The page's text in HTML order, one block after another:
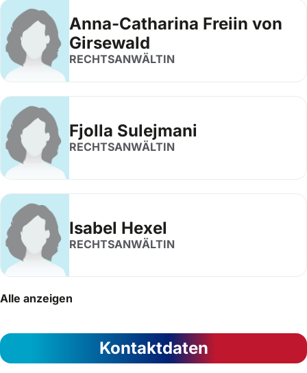
Anna-Catharina Freiin von
Girsewald
RECHTSANWÄLTIN
Fjolla Sulejmani
RECHTSANWÄLTIN
Isabel Hexel
RECHTSANWÄLTIN
Alle anzeigen
Kontaktdaten